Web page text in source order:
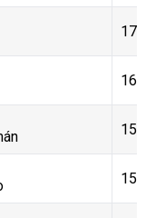
17
16
15
15